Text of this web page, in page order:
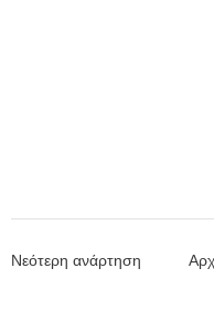
Νεότερη ανάρτηση